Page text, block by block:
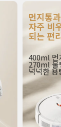
먼지통
자주 비
되는 편
400ml
270ml
넉넉한 용